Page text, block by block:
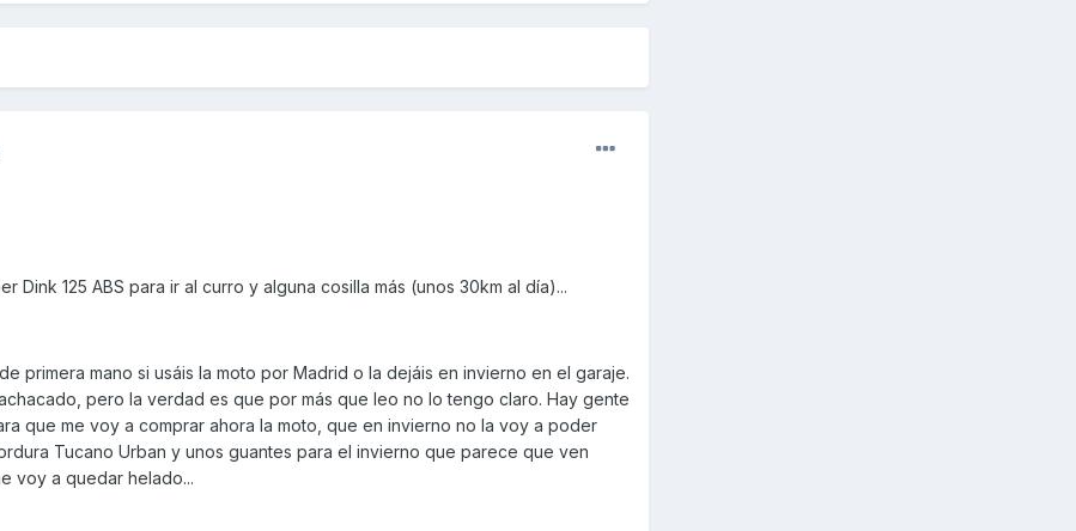
Dink 125 ABS para ir al curro y alguna cosilla más (unos 30km al día)...
primera mano si usáis la moto por Madrid o la dejáis en invierno en el garaje.
pero la verdad es que por más que leo no lo tengo claro. Hay gente
que me voy a comprar ahora la moto, que en invierno no la voy a poder
Tucano Urban y unos guantes para el invierno que parece que ven
voy a quedar helado...